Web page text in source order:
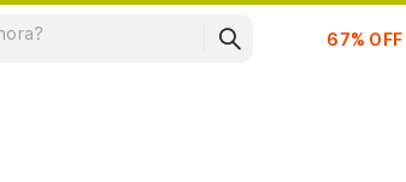
Suscríbete